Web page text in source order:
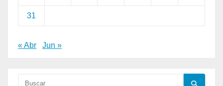
31
« Abr Jun »